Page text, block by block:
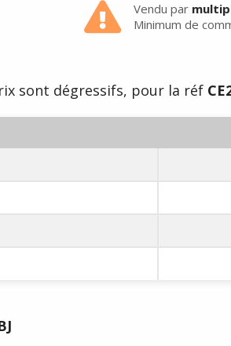
Vendu par
Minimum de
sont dégressifs, pour la réf